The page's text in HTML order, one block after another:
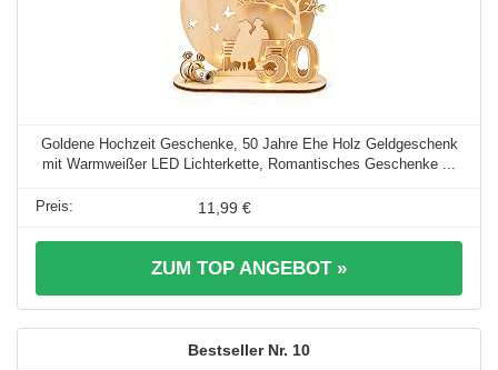
Goldene Hochzeit Geschenke, 50 Jahre Ehe Holz Geldgeschenk
mit Warmweißer LED Lichterkette, Romantisches Geschenke ...
11,99 €
ZUM TOP ANGEBOT »
10